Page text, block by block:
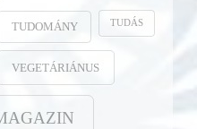
TUDOMÁNY TUDÁS
VEGETÁRIÁNUS